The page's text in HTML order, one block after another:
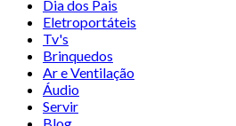
Dia dos Pais
Eletroportáteis
Tv's
Brinquedos
Ar e Ventilação
Áudio
Servir